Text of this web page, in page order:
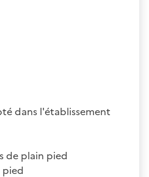
dans l'établissement
de plain pied
pied